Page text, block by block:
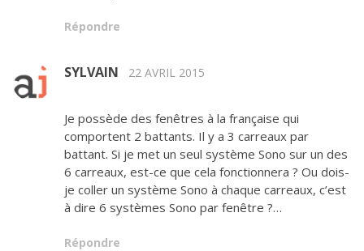
Répondre
SYLVAIN 22 AVRIL 2015
Je possède des fenêtres à la française qui
comportent 2 battants. Il y a 3 carreaux par
battant. Si je met un seul système Sono sur un des
6 carreaux, est-ce que cela fonctionnera ? Ou dois-
je coller un système Sono à chaque carreaux, c’est
à dire 6 systèmes Sono par fenêtre ?…
Répondre